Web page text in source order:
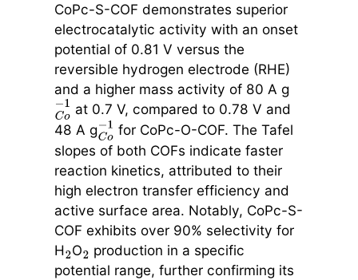
CoPc-S-COF demonstrates superior
electrocatalytic activity with an onset
potential of 0.81 V versus the
reversible hydrogen electrode (RHE)
and a higher mass activity of 80 A g
Co −1
at 0.7 V, compared to 0.78 V and
48 A gCo −1
for CoPc-O-COF. The Tafel
slopes of both COFs indicate faster
reaction kinetics, attributed to their
high electron transfer efficiency and
active surface area. Notably, CoPc-S-
COF exhibits over 90% selectivity for
H2O2 production in a specific
potential range, further confirming its